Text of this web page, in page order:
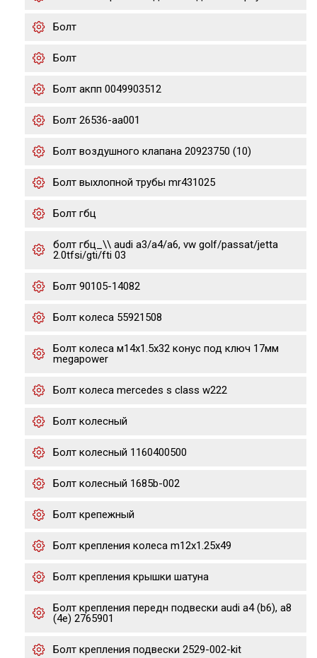
Болт
Болт
Болт акпп 0049903512
Болт 26536-aa001
Болт воздушного клапана 20923750 (10)
Болт выхлопной трубы mr431025
Болт гбц
болт гбц_\\ audi a3/a4/a6, vw golf/passat/jetta
2.0tfsi/gti/fti 03
Болт 90105-14082
Болт колеса 55921508
Болт колеса м14х1.5х32 конус под ключ 17мм
megapower
Болт колеса mercedes s class w222
Болт колесный
Болт колесный 1160400500
Болт колесный 1685b-002
Болт крепежный
Болт крепления колеса m12x1.25x49
Болт крепления крышки шатуна
Болт крепления передн подвески audi a4 (b6), a8
(4e) 2765901
Болт крепления подвески 2529-002-kit